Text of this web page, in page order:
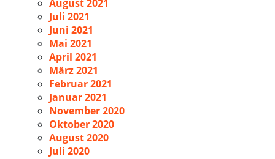
August 2021
Juli 2021
Juni 2021
Mai 2021
April 2021
März 2021
Februar 2021
Januar 2021
November 2020
Oktober 2020
August 2020
Juli 2020